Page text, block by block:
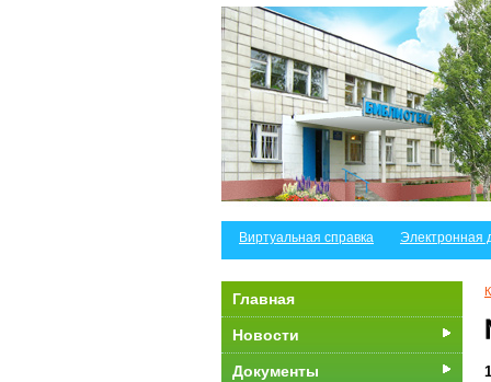
Виртуальная справка Электронная
Главная
Новости
Документы